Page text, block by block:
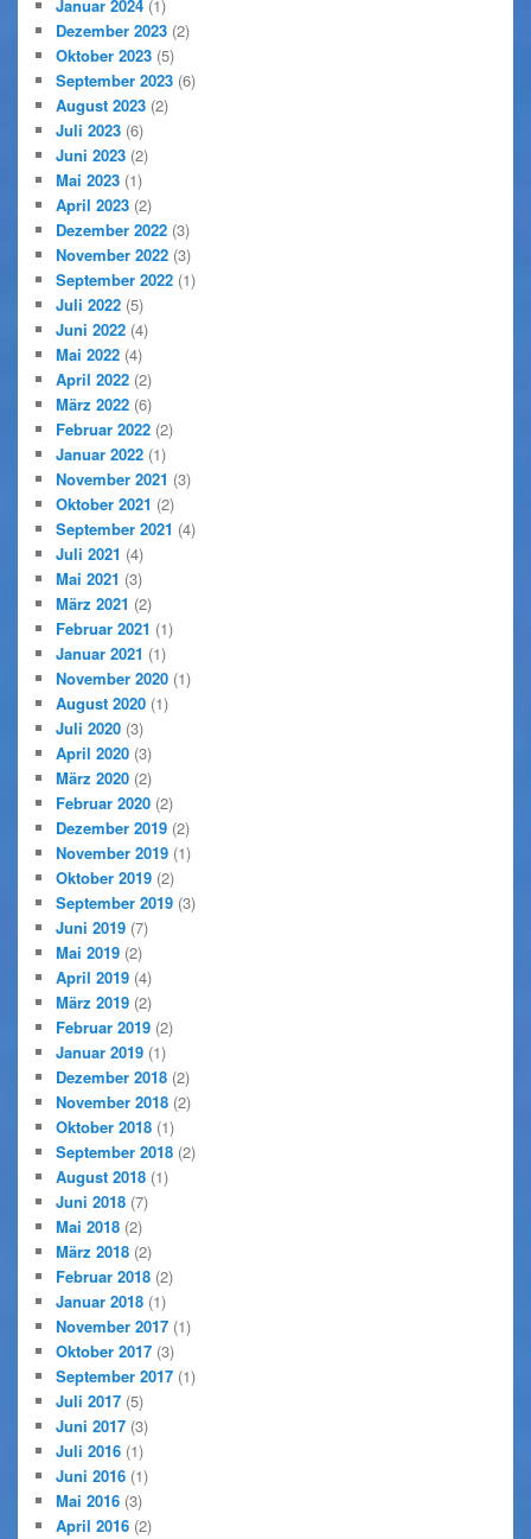
Januar 2024(1)
Dezember 2023(2)
Oktober 2023(5)
September 2023(6)
August 2023(2)
Juli 2023(6)
Juni 2023(2)
Mai 2023(1)
April 2023(2)
Dezember 2022(3)
November 2022(3)
September 2022(1)
Juli 2022(5)
Juni 2022(4)
Mai 2022(4)
April 2022(2)
März 2022(6)
Februar 2022(2)
Januar 2022(1)
November 2021 (3)
Oktober 2021 (2)
September 2021 (4)
Juli 2021 (4)
Mai 2021 (3)
März 2021 (2)
Februar 2021 (1)
Januar 2021 (1)
November 2020(1)
August 2020(1)
Juli 2020(3)
April 2020(3)
März 2020(2)
Februar 2020(2)
Dezember 2019(2)
November 2019(1)
Oktober 2019(2)
September 2019(3)
Juni 2019(7)
Mai 2019(2)
April 2019(4)
März 2019(2)
Februar 2019(2)
Januar 2019(1)
Dezember 2018(2)
November 2018(2)
Oktober 2018(1)
September 2018(2)
August 2018(1)
Juni 2018(7)
Mai 2018(2)
März 2018(2)
Februar 2018(2)
Januar 2018(1)
November 2017(1)
Oktober 2017(3)
September 2017(1)
Juli 2017(5)
Juni 2017(3)
Juli 2016(1)
Juni 2016(1)
Mai 2016(3)
April 2016(2)